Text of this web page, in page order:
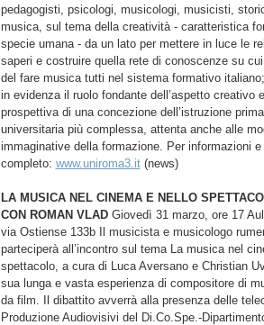
pedagogisti, psicologi, musicologi, musicisti,
musica, sul tema della creatività - caratteristica
specie umana - da un lato per mettere in luce le
saperi e costruire quella rete di conoscenze su
del fare musica tutti nel sistema formativo italiano;
in evidenza il ruolo fondante dell’aspetto creativo
prospettiva di una concezione dell’istruzione
universitaria più complessa, attenta anche alle
immaginative della formazione. Per informazioni e
completo: www.uniroma3.it(news)
LA MUSICA NEL CINEMA E NELLO
CON ROMAN VLADGiovedì 31 marzo, ore 17
via Ostiense 133b Il musicista e musicologo
parteciperà all’incontro sul tema La musica nel
spettacolo, a cura di Luca Aversano e Christian
sua lunga e vasta esperienza di compositore di
da film. Il dibattito avverrà alla presenza delle
Produzione Audiovisivi del Di.Co.Spe.-